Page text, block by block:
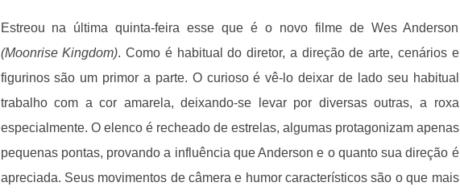
Estreou na última quinta-feira esse que é o novo filme de Wes Anderson
(Moonrise Kingdom). Como é habitual do diretor, a direção de arte, cenários e
figurinos são um primor a parte. O curioso é vê-lo deixar de lado seu habitual
trabalho com a cor amarela, deixando-se levar por diversas outras, a roxa
especialmente. O elenco é recheado de estrelas, algumas protagonizam apenas
pequenas pontas, provando a influência que Anderson e o quanto sua direção é
apreciada. Seus movimentos de câmera e humor característicos são o que mais